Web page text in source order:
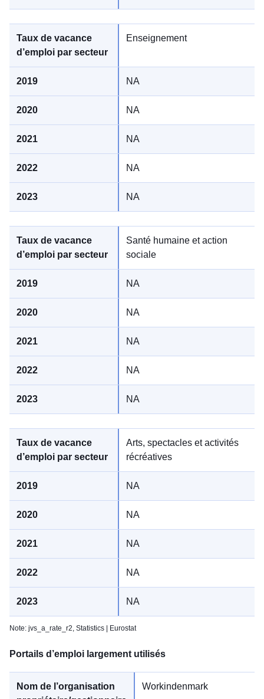
Enseignement
NA
NA
NA
NA
NA
Santé humaine et action
sociale
NA
NA
NA
NA
NA
Arts, spectacles et activités
récréatives
NA
NA
NA
NA
NA
Note: jvs_a_rate_r2, Statistics | Eurostat
Portails d’emploi largement utilisés
Workindenmark